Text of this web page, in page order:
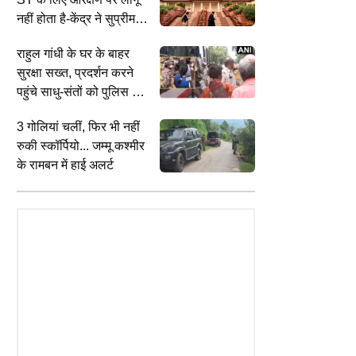
चले थे मलेरिया, पैराशूट से गिरानी
VIDEO: ऑटो ड्राइवर के लिए खरीदी
नहीं होता है-केंद्र ने सुप्रीम
राहुल गांधी के घर के बाहर
सुरक्षा सख्त, प्रदर्शन करने
पहुंचे साधु-संतों को पुलिस ने
3 गोलियां चलीं, फिर भी नहीं
रुकी स्कॉर्पियो... जम्मू कश्मीर
के रामबन में हाई अलर्ट